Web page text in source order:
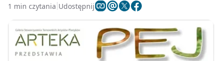
1 min czytania Udostępnij